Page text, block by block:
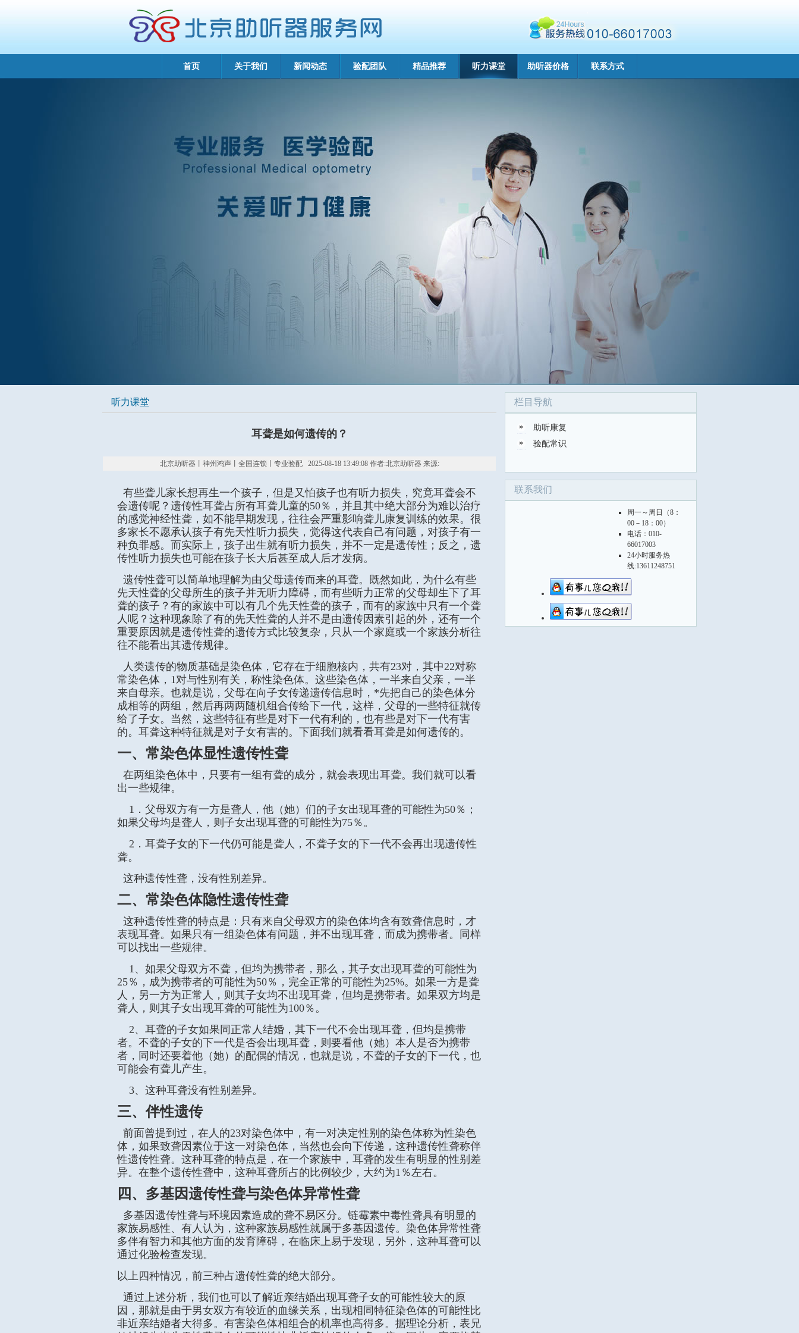
首页 关于我们 新闻动态 验配团队 精品推荐 听力课堂 助听器价格 联系方式
听力课堂
耳聋是如何遗传的？
北京助听器丨神州鸿声丨全国连锁丨专业验配 2025-08-18 13:49:08 作者:北京助听器 来源:
有些聋儿家长想再生一个孩子，但是又怕孩子也有听力损失，究竟耳聋会不
会遗传呢？遗传性耳聋占所有耳聋儿童的50％，并且其中绝大部分为难以治疗
的感觉神经性聋，如不能早期发现，往往会严重影响聋儿康复训练的效果。很
多家长不愿承认孩子有先天性听力损失，觉得这代表自己有问题，对孩子有一
种负罪感。而实际上，孩子出生就有听力损失，并不一定是遗传性；反之，遗
传性听力损失也可能在孩子长大后甚至成人后才发病。
遗传性聋可以简单地理解为由父母遗传而来的耳聋。既然如此，为什么有些
先天性聋的父母所生的孩子并无听力障碍，而有些听力正常的父母却生下了耳
聋的孩子？有的家族中可以有几个先天性聋的孩子，而有的家族中只有一个聋
人呢？这种现象除了有的先天性聋的人并不是由遗传因素引起的外，还有一个
重要原因就是遗传性聋的遗传方式比较复杂，只从一个家庭或一个家族分析往
往不能看出其遗传规律。
人类遗传的物质基础是染色体，它存在于细胞核内，共有23对，其中22对称
常染色体，1对与性别有关，称性染色体。这些染色体，一半来自父亲，一半
来自母亲。也就是说，父母在向子女传递遗传信息时，*先把自己的染色体分
成相等的两组，然后再两两随机组合传给下一代，这样，父母的一些特征就传
给了子女。当然，这些特征有些是对下一代有利的，也有些是对下一代有害
的。耳聋这种特征就是对子女有害的。下面我们就看看耳聋是如何遗传的。
一、常染色体显性遗传性聋
在两组染色体中，只要有一组有聋的成分，就会表现出耳聋。我们就可以看
出一些规律。
1．父母双方有一方是聋人，他（她）们的子女出现耳聋的可能性为50％；
如果父母均是聋人，则子女出现耳聋的可能性为75％。
2．耳聋子女的下一代仍可能是聋人，不聋子女的下一代不会再出现遗传性
聋。
这种遗传性聋，没有性别差异。
二、常染色体隐性遗传性聋
这种遗传性聋的特点是：只有来自父母双方的染色体均含有致聋信息时，才
表现耳聋。如果只有一组染色体有问题，并不出现耳聋，而成为携带者。同样
可以找出一些规律。
1、如果父母双方不聋，但均为携带者，那么，其子女出现耳聋的可能性为
25％，成为携带者的可能性为50％，完全正常的可能性为25%。如果一方是聋
人，另一方为正常人，则其子女均不出现耳聋，但均是携带者。如果双方均是
聋人，则其子女出现耳聋的可能性为100％。
2、耳聋的子女如果同正常人结婚，其下一代不会出现耳聋，但均是携带
者。不聋的子女的下一代是否会出现耳聋，则要看他（她）本人是否为携带
者，同时还要着他（她）的配偶的情况，也就是说，不聋的子女的下一代，也
可能会有聋儿产生。
3、这种耳聋没有性别差异。
三、伴性遗传
前面曾提到过，在人的23对染色体中，有一对决定性别的染色体称为性染色
体，如果致聋因素位于这一对染色体，当然也会向下传递，这种遗传性聋称伴
性遗传性聋。这种耳聋的特点是，在一个家族中，耳聋的发生有明显的性别差
异。在整个遗传性聋中，这种耳聋所占的比例较少，大约为1％左右。
四、多基因遗传性聋与染色体异常性聋
多基因遗传性聋与环境因素造成的聋不易区分。链霉素中毒性聋具有明显的
家族易感性、有人认为，这种家族易感性就属于多基因遗传。染色体异常性聋
多伴有智力和其他方面的发育障碍，在临床上易于发现，另外，这种耳聋可以
通过化验检查发现。
以上四种情况，前三种占遗传性聋的绝大部分。
通过上述分析，我们也可以了解近亲结婚出现耳聋子女的可能性较大的原
因，那就是由于男女双方有较近的血缘关系，出现相同特征染色体的可能性比
非近亲结婚者大得多。有害染色体相组合的机率也高得多。据理论分析，表兄
栏目导航
助听康复
验配常识
联系我们
周一～周日（8：
00－18：00）
电话：010-
66017003
24小时服务热
线:13611248751